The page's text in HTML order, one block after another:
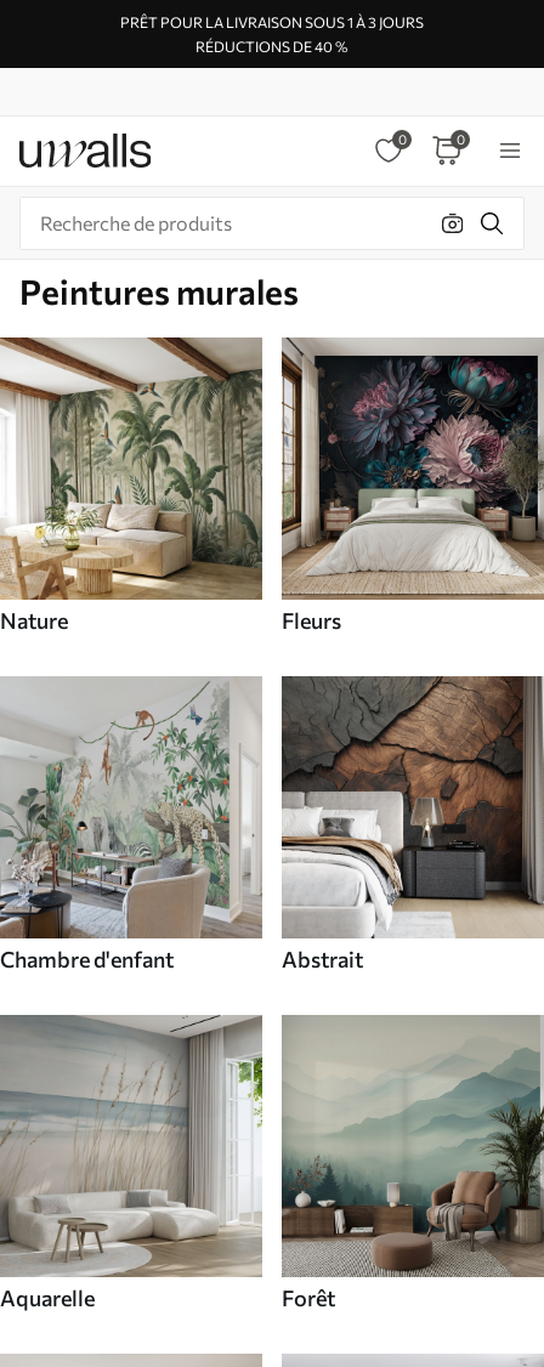
PRÊT POUR LA LIVRAISON SOUS 1 À 3 JOURS
RÉDUCTIONS DE 40 %
0 0
Peintures murales
Nature Fleurs
Chambre d'enfant Abstrait
Aquarelle Forêt